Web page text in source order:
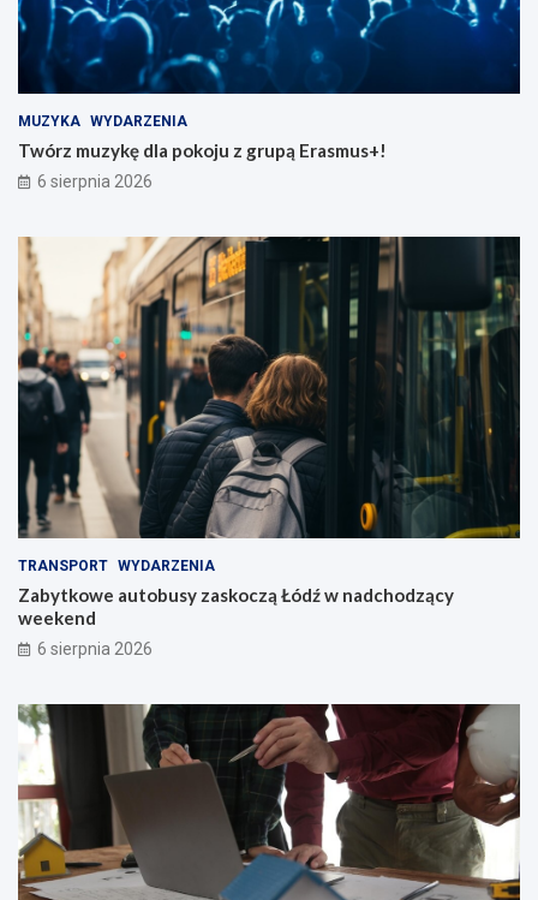
MUZYKA WYDARZENIA
Twórz muzykę dla pokoju z grupą Erasmus+!
6 sierpnia 2026
TRANSPORT WYDARZENIA
Zabytkowe autobusy zaskoczą Łódź w nadchodzący
weekend
6 sierpnia 2026